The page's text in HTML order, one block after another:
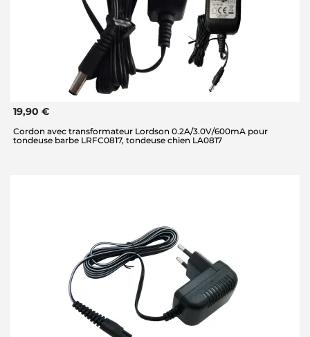
19,90 €
Cordon avec transformateur Lordson 0.2A/3.0V/600mA pour
tondeuse barbe LRFC0817, tondeuse chien LA0817